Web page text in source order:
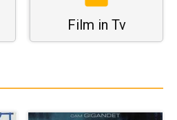
Film in Tv